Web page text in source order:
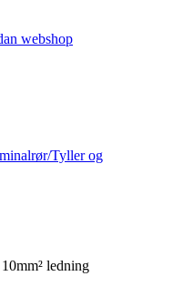
webshop
Tyller og
ledning